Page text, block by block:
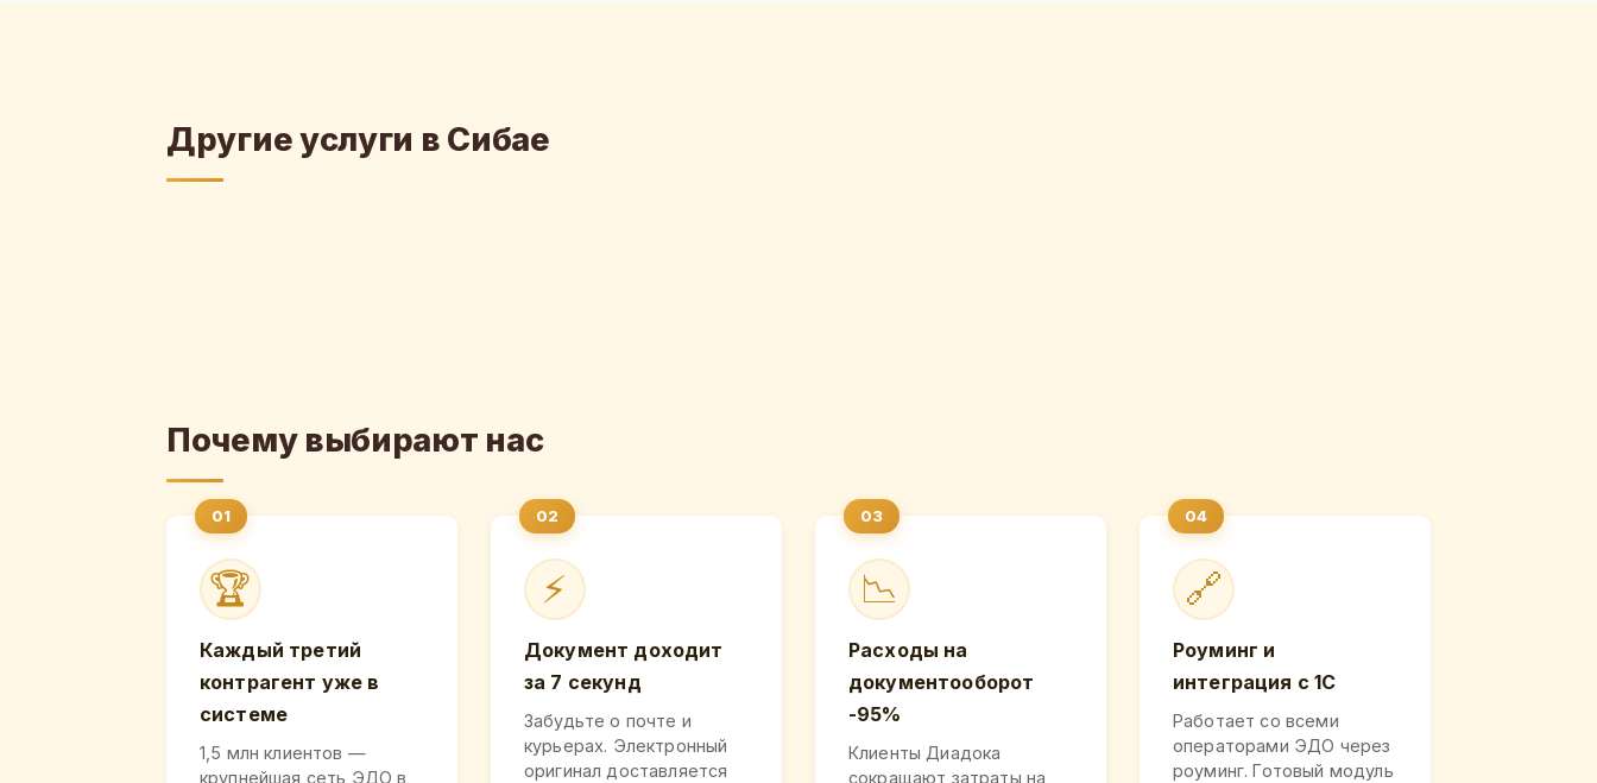
Другие услуги в Сибае
Почему выбирают нас
🏆
Каждый третий
контрагент уже в
системе
1,5 млн клиентов —
крупнейшая сеть ЭДО в
⚡
Документ доходит
за 7 секунд
Забудьте о почте и
курьерах. Электронный
оригинал доставляется
📉
Расходы на
документооборот
-95%
Клиенты Диадока
сокращают затраты на
🔗
Роуминг и
интеграция с 1С
Работает со всеми
операторами ЭДО через
роуминг. Готовый модуль